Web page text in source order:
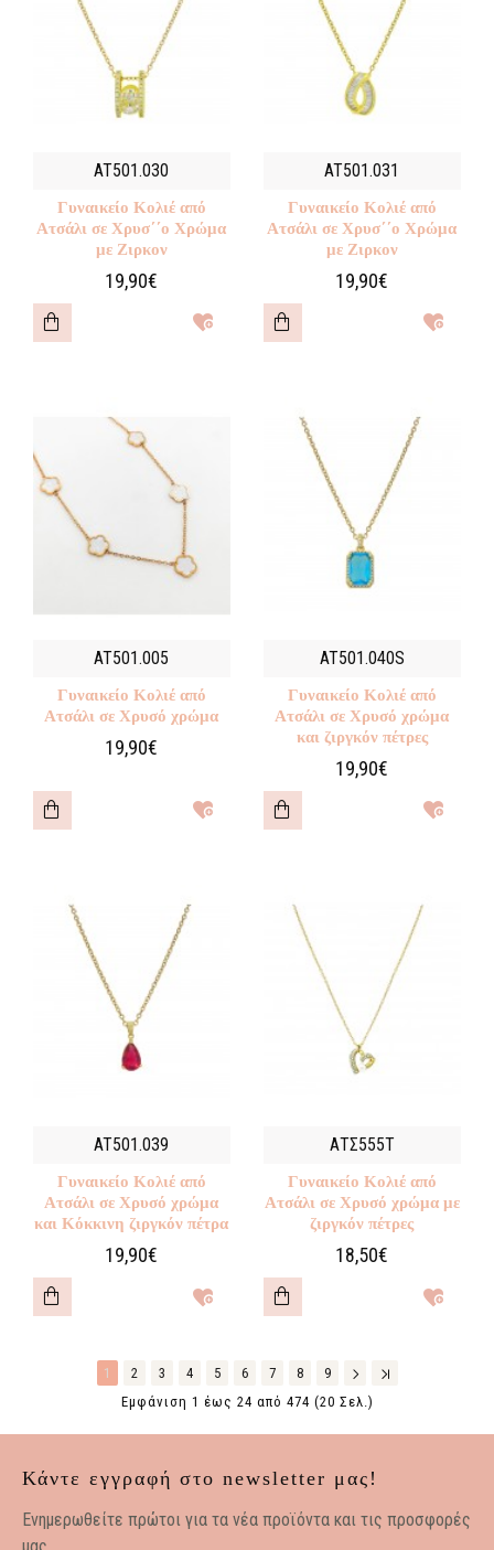
AT501.030
Γυναικείο Κολιέ από
Ατσάλι σε Χρυσ΄΄ο Χρώμα
με Ζιρκον
19,90€
AT501.031
Γυναικείο Κολιέ από
Ατσάλι σε Χρυσ΄΄ο Χρώμα
με Ζιρκον
19,90€
AT501.005
Γυναικείο Κολιέ από
Ατσάλι σε Χρυσό χρώμα
19,90€
AT501.040S
Γυναικείο Κολιέ από
Ατσάλι σε Χρυσό χρώμα
και ζιργκόν πέτρες
19,90€
AT501.039
Γυναικείο Κολιέ από
Ατσάλι σε Χρυσό χρώμα
και Κόκκινη ζιργκόν πέτρα
19,90€
ΑΤΣ555Τ
Γυναικείο Κολιέ από
Ατσάλι σε Χρυσό χρώμα με
ζιργκόν πέτρες
18,50€
1 2 3 4 5 6 7 8
9
Εμφάνιση 1 έως 24 από 474 (20 Σελ.)
Κάντε εγγραφή στο newsletter μας!
Eνημερωθείτε πρώτοι για τα νέα προϊόντα και τις προσφορές